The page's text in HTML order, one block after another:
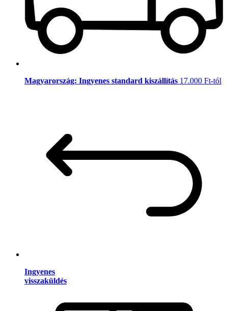
Magyarország: Ingyenes standard kiszállítás 17.000 Ft-tól
Ingyenes
visszaküldés